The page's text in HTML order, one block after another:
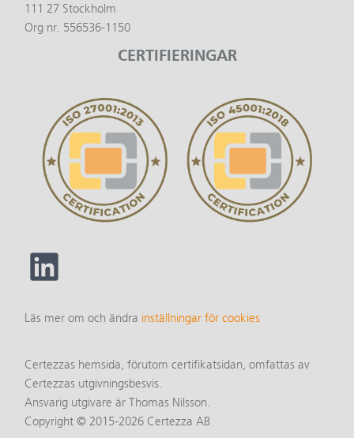
111 27 Stockholm
Org nr. 556536-1150
CERTIFIERINGAR
Läs mer om och ändra inställningar för cookies
Certezzas hemsida, förutom certifikatsidan, omfattas av
Certezzas utgivningsbesvis.
Ansvarig utgivare är Thomas Nilsson.
Copyright © 2015-2026 Certezza AB